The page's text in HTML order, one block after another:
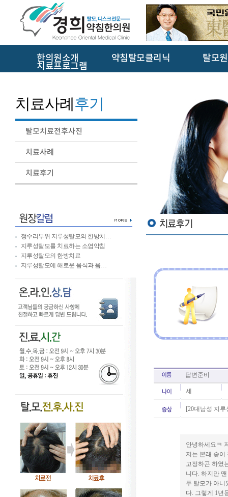
한의원소개 약침탈모클리닉 탈모
치료프로그램
치료사례후기
탈모치료전후사진
치료사례
치료후기
정수리부위 지루성탈모의 한방치…
지루성탈모를 치료하는 소염약침
지루성탈모의 한방치료
지루성탈모에 해로운 음식과 음…
답변준비
세
[20대남성 지
안녕하세요ㅋ
저는 본래 숯이
고정하곤 하였
니다. 하지만
두 탈모가 아니
다. 그렇게 1년